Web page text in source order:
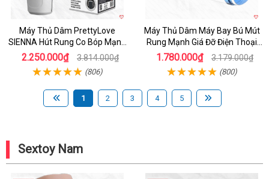
Máy Thủ Dâm PrettyLove
SIENNA Hút Rung Co Bóp Mạnh
Mẽ Nam
2.250.000₫ 3.814.000₫
(806)
Máy Thủ Dâm Máy Bay Bú Mút
Rung Mạnh Giá Đỡ Điện Thoại
Chính Hãng
1.780.000₫ 3.179.000₫
(800)
1 2 3 4 5
Sextoy Nam